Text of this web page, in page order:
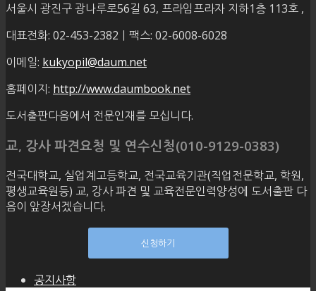
서울시 광진구 광나루로56길 63, 프라임프라자 지하1층 113호 ,
대표전화: 02-453-2382ㅣ팩스: 02-6008-6028
이메일: kukyopil@daum.net
홈페이지: http://www.daumbook.net
도서출판다음에서 전문인재를 모십니다.
교, 강사 파견요청 및 연수신청(010-9129-0383)
전국대학교, 실업계고등학교, 전국교육기관(직업전문학교, 학원,
평생교육원등) 교, 강사 파견 및 교육전문인력양성에 도서출판 다
음이 앞장서겠습니다.
신청하기
공지사항